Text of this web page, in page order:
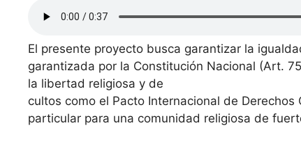
El presente proyecto busca garantizar la
garantizada por la Constitución Nacional (Art.
la libertad religiosa y de
cultos como el Pacto Internacional de
particular para una comunidad religiosa de